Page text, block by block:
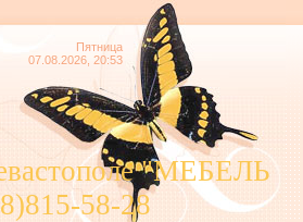
Пятница
07.08.2026, 20:53
"МЕБЕЛЬ
58-28